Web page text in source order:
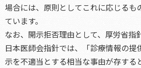
場合には、原則としてこれに応じるも
ています。
なお、開示拒否理由として、厚労省指
日本医師会指針では、「診療情報の提
示を不適当とする相当な事由が存する